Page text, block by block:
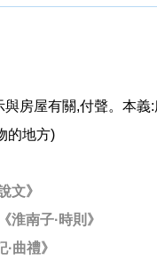
與房屋有關,付聲。本義
的地方)
文》
《淮南子·時則》
·曲禮》